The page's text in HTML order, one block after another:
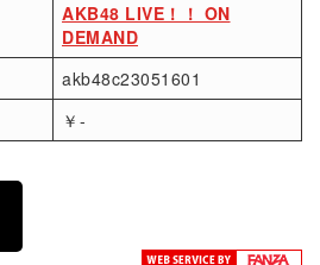
AKB48 LIVE！！ ON
DEMAND
akb48c23051601
￥-